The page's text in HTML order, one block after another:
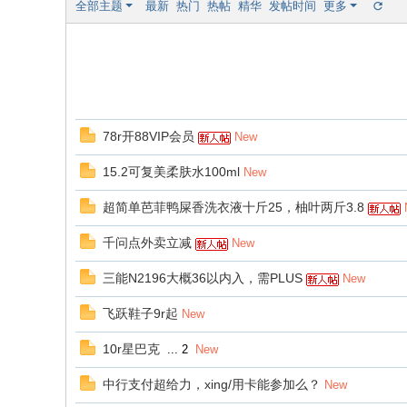
全部主题 最新 热门 热帖 精华 发帖时间 更多
78r开88VIP会员 New
15.2可复美柔肤水100ml New
超简单芭菲鸭屎香洗衣液十斤25，柚叶两斤3.8
千问点外卖立减 New
三能N2196大概36以内入，需PLUS New
飞跃鞋子9r起 New
10r星巴克 ... 2 New
中行支付超给力，xing/用卡能参加么？ New